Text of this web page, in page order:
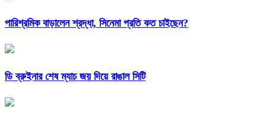
পারিশ্রমিক বাড়ালেন শ্রদ্ধা, সিনেমা প্রতি কত চাইছেন?
ডি ব্রুইনার শেষ ম্যাচ জয় দিয়ে রাঙাল সিটি